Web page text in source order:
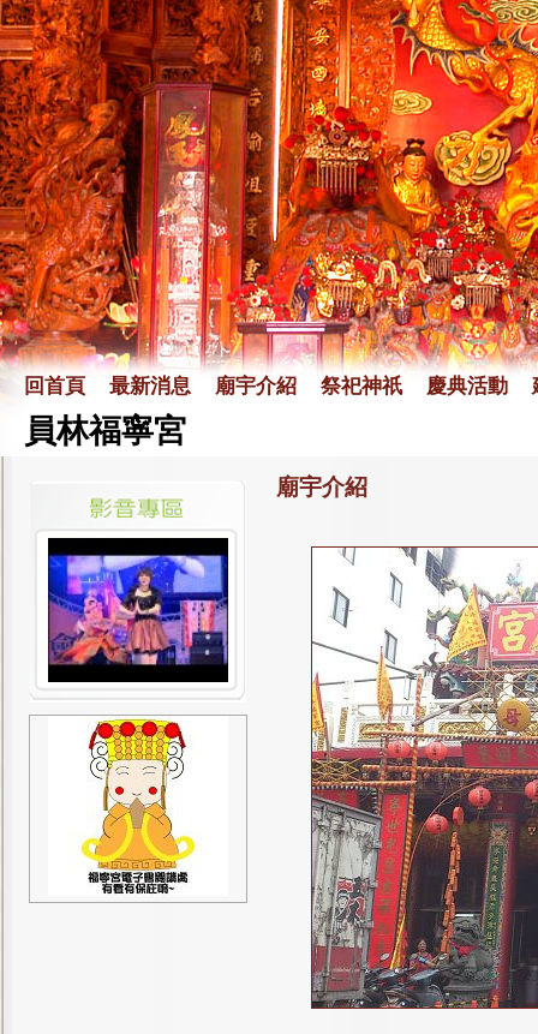
回首頁 最新消息 廟宇介紹 祭祀神祇 慶典活動
員林福寧宮
廟宇介紹